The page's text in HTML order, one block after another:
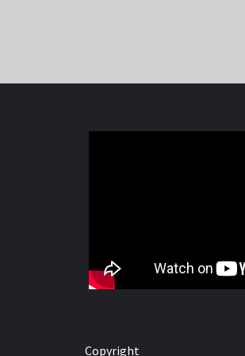
Copyright